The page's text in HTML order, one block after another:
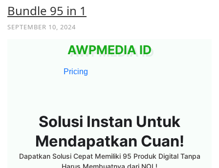
Bundle 95 in 1
SEPTEMBER 10, 2024
AWPMEDIA ID
Pricing
Solusi Instan Untuk
Mendapatkan Cuan!
Dapatkan Solusi Cepat Memiliki 95 Produk Digital Tanpa
Harus Membuatnya dari NOL!